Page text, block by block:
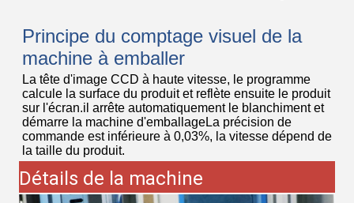
Principe du comptage visuel de la
machine à emballer
La tête d'image CCD à haute vitesse, le programme
calcule la surface du produit et reflète ensuite le produit
sur l'écran.il arrête automatiquement le blanchiment et
démarre la machine d'emballageLa précision de
commande est inférieure à 0,03%, la vitesse dépend de
la taille du produit.
Détails de la machine